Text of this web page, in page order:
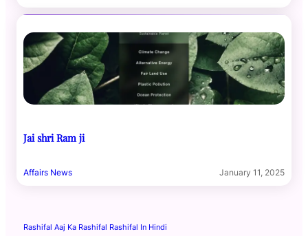
Jai shri Ram ji
Affairs News January 11, 2025
Rashifal Aaj Ka Rashifal Rashifal In Hindi